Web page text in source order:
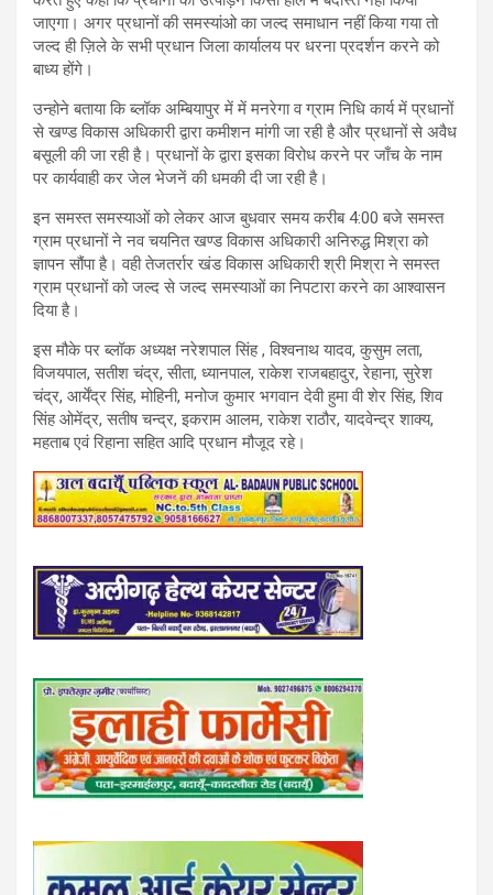
जाएगा। अगर प्रधानों की समस्यांओ का जल्द समाधान नहीं किया गया तो
जल्द ही ज़िले के सभी प्रधान जिला कार्यालय पर धरना प्रदर्शन करने को
बाध्य होंगे।
उन्होने बताया कि ब्लॉक अम्बियापुर में में मनरेगा व ग्राम निधि कार्य में प्रधानों
से खण्ड विकास अधिकारी द्वारा कमीशन मांगी जा रही है और प्रधानों से अवैध
बसूली की जा रही है। प्रधानों के द्वारा इसका विरोध करने पर जाँच के नाम
पर कार्यवाही कर जेल भेजनें की धमकी दी जा रही है।
इन समस्त समस्याओं को लेकर आज बुधवार समय करीब 4:00 बजे समस्त
ग्राम प्रधानों ने नव चयनित खण्ड विकास अधिकारी अनिरुद्ध मिश्रा को
ज्ञापन सौंपा है। वही तेजतर्रार खंड विकास अधिकारी श्री मिश्रा ने समस्त
ग्राम प्रधानों को जल्द से जल्द समस्याओं का निपटारा करने का आश्वासन
दिया है।
इस मौके पर ब्लॉक अध्यक्ष नरेशपाल सिंह , विश्वनाथ यादव, कुसुम लता,
विजयपाल, सतीश चंद्र, सीता, ध्यानपाल, राकेश राजबहादुर, रेहाना, सुरेश
चंद्र, आर्येंद्र सिंह, मोहिनी, मनोज कुमार भगवान देवी हुमा वी शेर सिंह, शिव
सिंह ओमेंद्र, सतीष चन्द्र, इकराम आलम, राकेश राठौर, यादवेन्द्र शाक्य,
महताब एवं रिहाना सहित आदि प्रधान मौजूद रहे।